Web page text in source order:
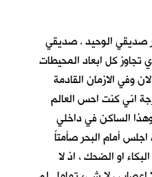
صديقي الوحيد . صديقي
تجاوز كل ابعاد المحيطات
وفي الازمان القادمة
اني كنت احس العالم
الساكن في داخلي
أمام البحر صأمتاً
او الضحك ، اذ لا